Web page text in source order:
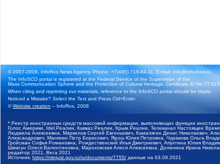
© 2007-2008, InfoRos News Agency. Phone: +7(495) 718-84-11, E-mail: info@infoshos.ru
The InfoSCO portal is registered at the Federal Service of the Supervision of the
Mass Communication Sphere and the Protection of Cultural Heritage. Certificate El No.77-
When citing and reprinting our materials, reference to the InfoSCO portal should be made.
Noticed a Mistake? Select the Text and Press Ctrl+Enter
©Website creation – InfoRos, 2008
* Реестр иностранных средств массовой информации, выполняющих функции
Голос Америки, Idel.Реалии, Кавказ.Реалии, Крым.Реалии, Телеканал Настоящее
Людмила Алексеевна, Маркелов Сергей Евгеньевич, Камалягин Денис Николаевич,
Александрович, Маняхин Петр Борисович, Ярош Юлия Петровна, Чуракова Ольга
Гройсман Софья Романовна, Рождественский Илья Дмитриевич, Апухтина Юлия
Шмагун Олеся Валентиновна, Мароховская Алеся Алексеевна, Долинина Ирина
редактор 2021, Вега 2021
Источник: https://minjust.gov.ru/ru/documents/7755/ данные на 03.09.2021